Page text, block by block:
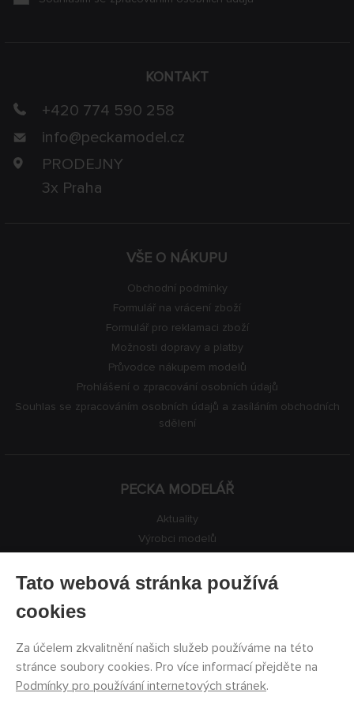
VŠE O NÁKUPU
Obchodní podmínky
Formulář na vrácení zboží
Formulář pro reklamaci zboží
Možnosti dopravy a platby
Průvodce nákupem modelů
Prohlášení o zpracování osobních údajů
Souhlas se zpracováním osobních údajů a zasíláním obchodních
sdělení
PECKA MODELÁŘ
Aktuality
Výrobci modelů
Kontakty
KONTAKT
+420 774 590 258
info@peckamodel.cz
PRODEJNY
3x Praha
Tato webová stránka používá
cookies
Za účelem zkvalitnění našich služeb používáme na této
stránce soubory cookies. Pro více informací přejděte na
Podmínky pro používání internetových stránek.